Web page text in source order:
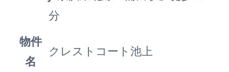
分
物件
名
クレストコート池上